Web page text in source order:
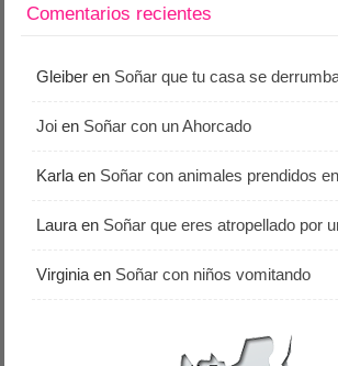
Comentarios recientes
Gleiber en Soñar que tu casa se
Joi en Soñar con un Ahorcado
Karla en Soñar con animales prendidos
Laura en Soñar que eres atropellado por
Virginia en Soñar con niños vomitando